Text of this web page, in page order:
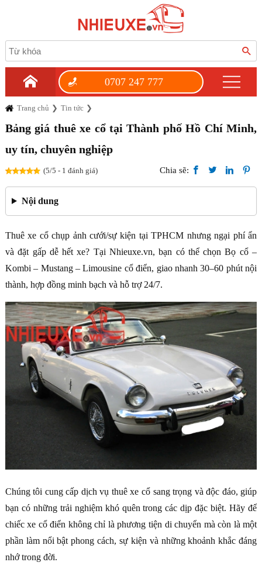
0707 247 777
Trang chủ Tin tức
Bảng giá thuê xe cổ tại Thành phố Hồ Chí Minh,
uy tín, chuyên nghiệp
(5/5 - 1 đánh giá) Chia sẽ:
Nội dung
Thuê xe cổ chụp ảnh cưới/sự kiện tại TPHCM nhưng ngại phí ẩn
và đặt gấp dễ hết xe? Tại Nhieuxe.vn, bạn có thể chọn Bọ cổ –
Kombi – Mustang – Limousine cổ điển, giao nhanh 30–60 phút nội
thành, hợp đồng minh bạch và hỗ trợ 24/7.
Chúng tôi cung cấp dịch vụ thuê xe cổ sang trọng và độc đáo, giúp
bạn có những trải nghiệm khó quên trong các dịp đặc biệt. Hãy để
chiếc xe cổ điển không chỉ là phương tiện di chuyển mà còn là một
phần làm nổi bật phong cách, sự kiện và những khoảnh khắc đáng
nhớ trong đời.